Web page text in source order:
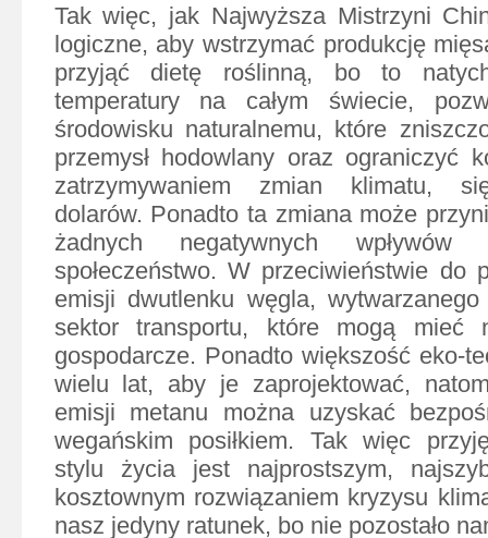
Tak więc, jak Najwyższa Mistrzyni
logiczne, aby wstrzymać produkcję
przyjąć dietę roślinną, bo to
temperatury na całym świecie,
środowisku naturalnemu, które
przemysł hodowlany oraz ograniczyć
zatrzymywaniem zmian klimatu,
dolarów. Ponadto ta zmiana może
żadnych negatywnych
społeczeństwo. W przeciwieństwie do
emisji dwutlenku węgla,
sektor transportu, które mogą mieć
gospodarcze. Ponadto większość eko-
wielu lat, aby je zaprojektować,
emisji metanu można uzyskać
wegańskim posiłkiem. Tak więc
stylu życia jest najprostszym,
kosztownym rozwiązaniem kryzysu
nasz jedyny ratunek, bo nie pozostało